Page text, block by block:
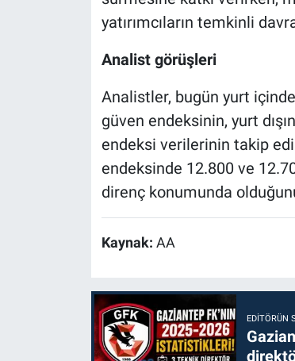
yatırımcıların temkinli
Analist görüşleri
Analistler, bugün yurt
güven endeksinin, yurt
endeksi verilerinin takip
endeksinde 12.800 ve
direnç konumunda
Kaynak: AA
EDITÖRÜN